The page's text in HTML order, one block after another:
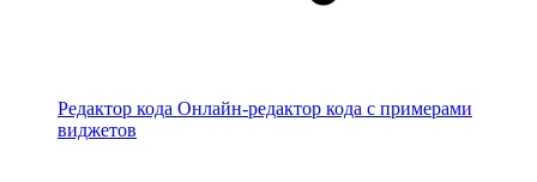
Редактор кода Онлайн-редактор кода с примерами
виджетов